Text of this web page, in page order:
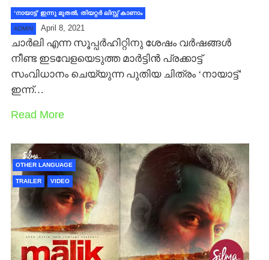
‘നായാട്ട്’ ഇന്നു മുതല്‍, തിയറ്റര്‍ ലിസ്റ്റ് കാണാം
ADMIN April 8, 2021
ചാര്‍ലി എന്ന സൂപ്പര്‍ഹിറ്റിനു ശേഷം വര്‍ഷങ്ങള്‍
നീണ്ട ഇടവേളയെടുത്ത മാര്‍ട്ടിന്‍ പ്രക്കാട്ട്
സംവിധാനം ചെയ്യുന്ന പുതിയ ചിത്രം ‘നായാട്ട്’
ഇന്ന്…
Read More
OTHER LANGUAGE
TRAILER VIDEO